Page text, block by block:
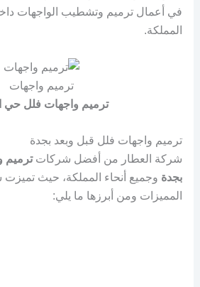
في أعمال ترميم وتشطيب الواجهات
المملكة.
ترميم واجهات
ترميم واجهات فلل حي
ترميم واجهات فلل قبل وبعد بجدة
شركة العطار من أفضل شركاتترميم
بجدة وجميع أنحاء المملكة، حيث تميزت
المميزات ومن أبرزها ما يلي: